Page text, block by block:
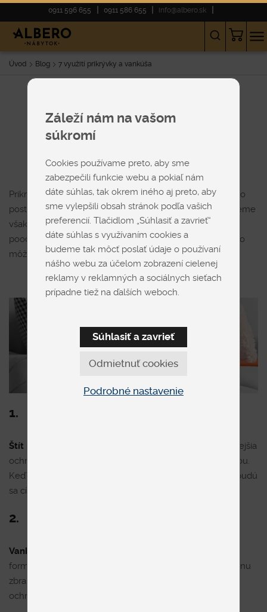
0911 596 655 0911 586 655 info@albero.sk
Úvod Blog 7 využití prikrývky a vankúša
vankúša
Prikrývka a vankúš sú neodmysliteľnou súčasťou každého
posteľného kráľovstva. Mimo tradičných funkcii ich môžeme
však využiť aj na iné praktické veci. V tomto článku vám
poodhalíme skryté využitia a supertajné tipy, na čo všetko
môžeme prikrývku a vankúš použiť.
1.
Štít proti prízrakom
– prikrývka poslúži ako najspoľahlivejšia
ochrana ratolestí pred ‘príšerkami’ v byte zahalenom tmou.
Keď sa prikryjú až po uši s našou prikrývkou COMFORT, budú
sa cítiť najbezpečnejšie na svete.
2.
Vankúš ako zbraň
forma detského boja. A na každý front potrebujete správnu
zbraň. Vankúše od Segumu vás nikdy nesklamú a vždy
ochránia pred údermi.
Záleží nám na vašom
súkromí
Cookies používame preto, aby sme
zabezpečili funkcie webu a pokiaľ nám
dáte súhlas, tak okrem iného aj preto, aby
sme vylepšili obsah stránok podľa vašich
preferencií. Tlačidlom „Súhlasiť a zavrieť“
dáte súhlas s využívaním cookies a
budeme tak môcť poslať údaje o používaní
nášho webu za účelom zobrazení cielenej
reklamy v reklamných a sociálnych sieťach
prípadne tiež na ďalších weboch.
Odmietnuť cookies
Súhlasiť a zavrieť
Podrobné nastavenie